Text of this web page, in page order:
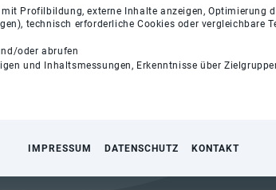
Profilbildung, externe Inhalte anzeigen, Optimierung
technisch erforderliche Cookies oder vergleichbare
oder abrufen
und Inhaltsmessungen, Erkenntnisse über
IMPRESSUM DATENSCHUTZ KONTAKT